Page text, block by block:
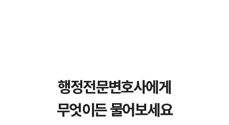
언론보도
공지사항
법률 블로그
행정전문변호사에게
무엇이든 물어보세요